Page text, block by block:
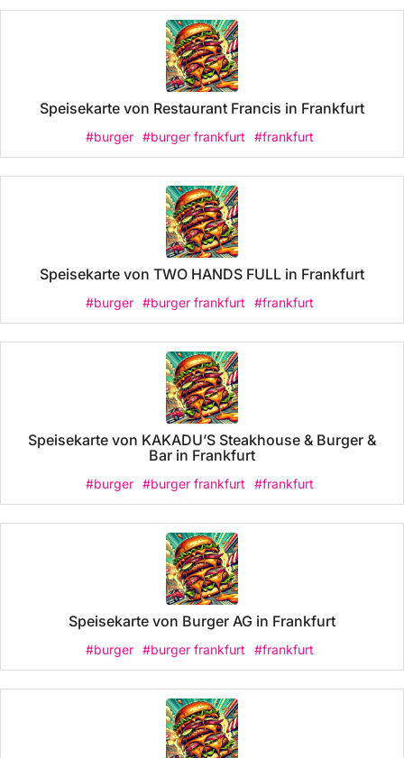
Speisekarte von Restaurant Francis in Frankfurt
#burger #burger frankfurt #frankfurt
Speisekarte von TWO HANDS FULL in Frankfurt
#burger #burger frankfurt #frankfurt
Speisekarte von KAKADU’S Steakhouse & Burger &
Bar in Frankfurt
#burger #burger frankfurt #frankfurt
Speisekarte von Burger AG in Frankfurt
#burger #burger frankfurt #frankfurt